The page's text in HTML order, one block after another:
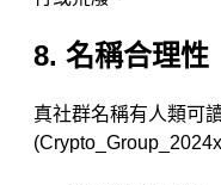
8. 名稱合理性
真社群名稱有人類可